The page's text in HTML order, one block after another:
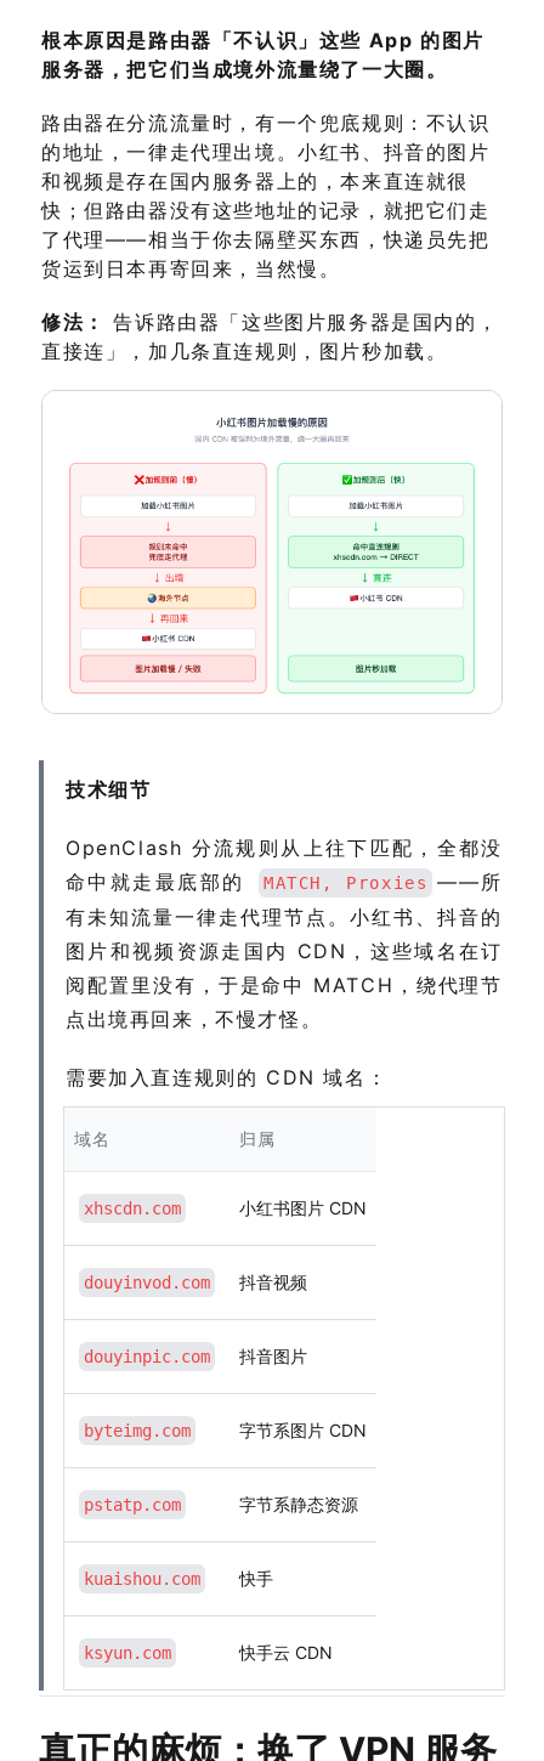
根本原因是路由器「不认识」这些 App 的图片
服务器，把它们当成境外流量绕了一大圈。
路由器在分流流量时，有一个兜底规则：不认识
的地址，一律走代理出境。小红书、抖音的图片
和视频是存在国内服务器上的，本来直连就很
快；但路由器没有这些地址的记录，就把它们走
了代理——相当于你去隔壁买东西，快递员先把
货运到日本再寄回来，当然慢。
修法：
告诉路由器「这些图片服务器是国内的，
直接连」，加几条直连规则，图片秒加载。
技术细节
OpenClash 分流规则从上往下匹配，全都没
命中就走最底部的
MATCH, Proxies
——所
有未知流量一律走代理节点。小红书、抖音的
图片和视频资源走国内 CDN，这些域名在订
阅配置里没有，于是命中 MATCH，绕代理节
点出境再回来，不慢才怪。
需要加入直连规则的 CDN 域名：
域名 归属
xhscdn.com 小红书图片 CDN
douyinvod.com 抖音视频
douyinpic.com 抖音图片
byteimg.com 字节系图片 CDN
pstatp.com 字节系静态资源
kuaishou.com 快手
ksyun.com 快手云 CDN
真正的麻烦：换了 VPN 服务